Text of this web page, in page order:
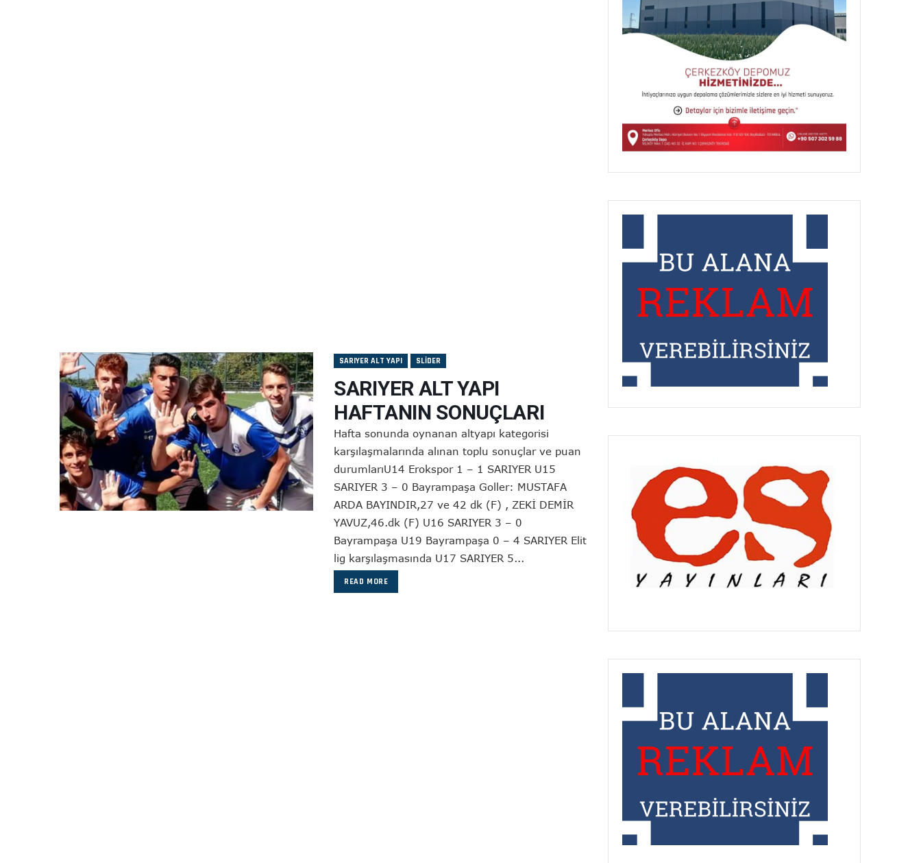
SARIYER ALT YAPI SLIDER
SARIYER ALT YAPI
HAFTANIN SONUÇLARI
Hafta sonunda oynanan altyapı kategorisi
karşılaşmalarında alınan toplu sonuçlar ve puan
durumlarıU14 Erokspor 1 – 1 SARIYER U15
SARIYER 3 – 0 Bayrampaşa Goller: MUSTAFA
ARDA BAYINDIR,27 ve 42 dk (F) , ZEKİ DEMİR
YAVUZ,46.dk (F) U16 SARIYER 3 – 0
Bayrampaşa U19 Bayrampaşa 0 – 4 SARIYER Elit
lig karşılaşmasında U17 SARIYER 5...
READ MORE